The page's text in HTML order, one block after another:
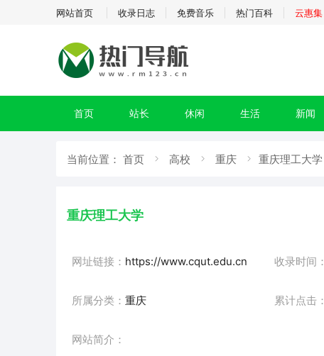
网站首页 收录日志 免费音乐 热门百科 云惠集
首页 站长 休闲 生活 新闻
当前位置： 首页 高校 重庆 重庆理工大
重庆理工大学
网址链接： https://www.cqut.edu.cn 收录时间：
所属分类： 重庆 累计点击
网站简介：